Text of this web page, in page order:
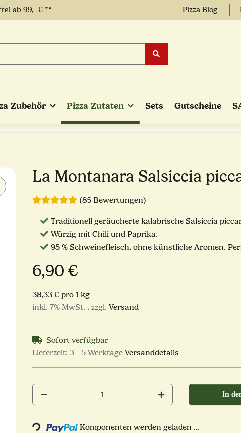
ab 99,- € ** Pizza Blog
Zubehör Pizza Zutaten Sets Gutscheine
La Montanara Salsiccia
(85 Bewertungen)
Traditionell geräucherte kalabrische Salsiccia
Würzig mit Chili und Paprika.
95 % Schweinefleisch, ohne künstliche Aromen.
6,90 €
38,33 € pro 1 kg
inkl. 7% MwSt. , zzgl. Versand
Sofort verfügbar
Lieferzeit: 3 - 5 Werktage Versanddetails
In
Loading... Komponenten werden geladen ...